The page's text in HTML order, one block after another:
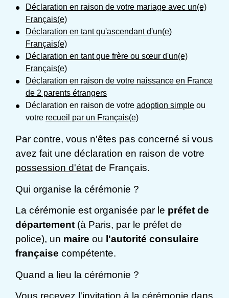
Déclaration en raison de votre mariage avec un(e)
Français(e)
Déclaration en tant qu'ascendant d'un(e)
Français(e)
Déclaration en tant que frère ou sœur d'un(e)
Français(e)
Déclaration en raison de votre naissance en France
de 2 parents étrangers
Déclaration en raison de votre adoption simple ou
votre recueil par un Français(e)
Par contre, vous n'êtes pas concerné si vous
avez fait une déclaration en raison de votre
possession d'étatde Français.
Qui organise la cérémonie ?
La cérémonie est organisée par le préfet de
département (à Paris, par le préfet de
police), un maire ou l'autorité consulaire
française compétente.
Quand a lieu la cérémonie ?
Vous recevez l'invitation à la cérémonie dans